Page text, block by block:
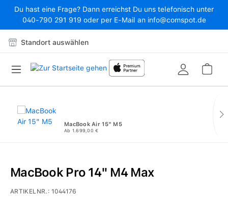
Zum Hauptinhalt springen
Du hast eine Frage? Dann erreichst Du uns telefonisch unter
040-790 291 919 oder per E-Mail an info@comspot.de
Standort auswählen
MacBook Air 15" M5
Ab 1.699,00 €
MacBook Pro 14" M4 Max
ARTIKELNR.:1044176